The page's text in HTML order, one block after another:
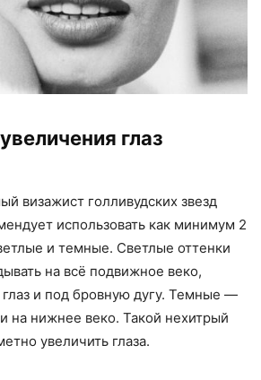
глаз
визажист голливудских звезд
использовать как минимум 2
и темные. Светлые оттенки
на всё подвижное веко,
глаз и под бровную дугу. Темные —
на нижнее веко. Такой нехитрый
увеличить глаза.